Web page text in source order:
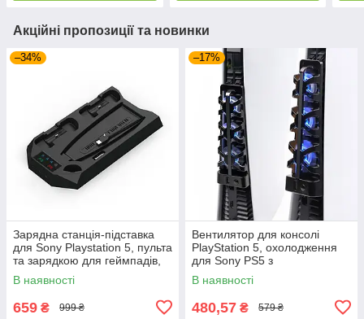
Акційні пропозиції та новинки
–34%
Зарядна станція-підставка
для Sony Playstation 5, пульта
та зарядкою для геймпадів,
чорна
В наявності
659 ₴ 999 ₴
–17%
Вентилятор для консолі
PlayStation 5, охолодження
для Sony PS5 з
підсвічуванням та USB,
Чорний, Dobe
В наявності
480,57 ₴ 579 ₴